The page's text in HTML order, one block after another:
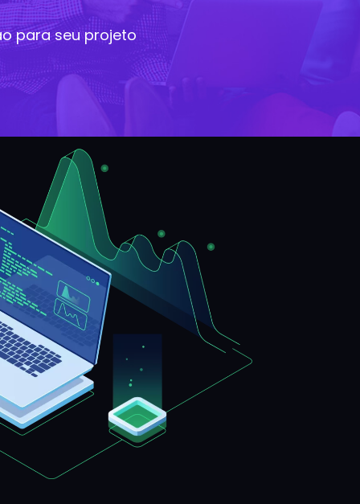
para seu projeto